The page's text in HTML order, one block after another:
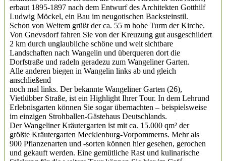
erbaut 1895-1897 nach dem Entwurf des Architekten Gotthilf
Ludwig Möckel, ein Bau im neugotischen Backsteinstil.
Schon von Weitem grüßt der ca. 55 m hohe Turm der Kirche.
Von Gnevsdorf fahren Sie von der Kreuzung gut ausgeschildert
2 km durch unglaubliche schöne und weit sichtbare
Landschaften nach Wangelin und überqueren dort die
Dorfstraße und radeln geradezu zum Wangeliner Garten.
Alle anderen biegen in Wangelin links ab und gleich
anschließend
noch mal links. Der bekannte Wangeliner Garten (26),
Vietlübber Straße, ist ein Highlight Ihrer Tour. In dem Lehrund
Erlebnisgarten können Sie sogar übernachten – beispielsweise
im einzigen Strohballen-Gästehaus Deutschlands.
Der Wangeliner Kräutergarten ist mit ca. 15.000 qm² der
größte Kräutergarten Mecklenburg-Vorpommerns. Mehr als
900 Pflanzenarten und -sorten können hier gesehen, gerochen
und gekauft werden. Eine gemütliche Rast und kulinarische